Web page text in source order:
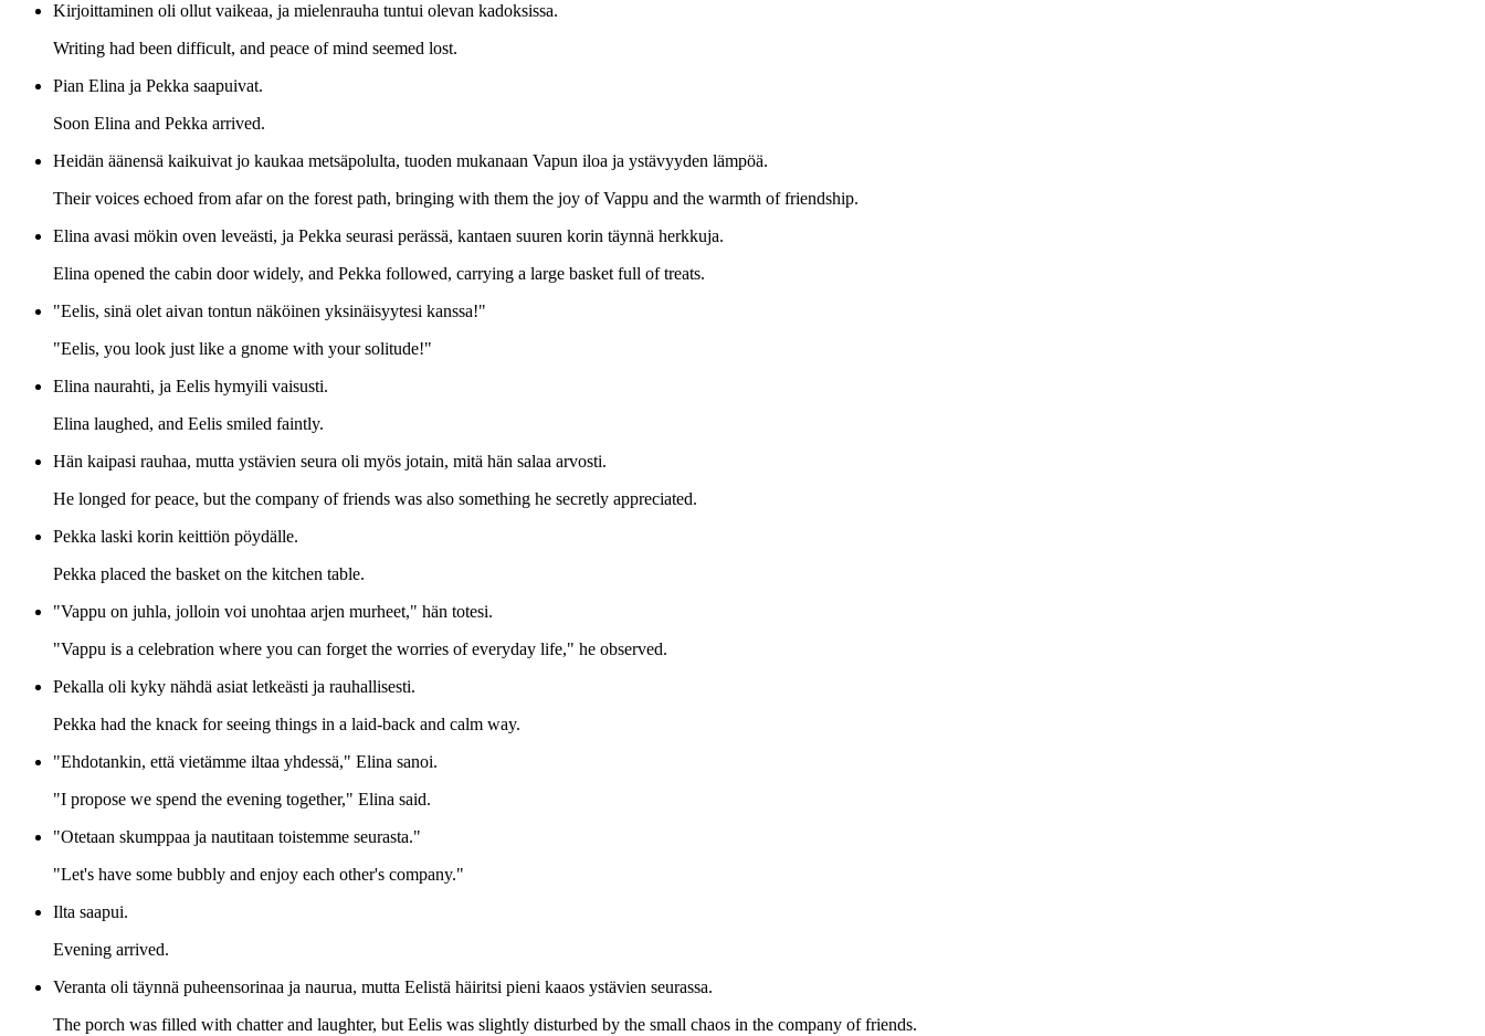
Kirjoittaminen oli ollut vaikeaa, ja mielenrauha tuntui olevan kadoksissa.
Writing had been difficult, and peace of mind seemed lost.
Pian Elina ja Pekka saapuivat.
Soon Elina and Pekka arrived.
Heidän äänensä kaikuivat jo kaukaa metsäpolulta, tuoden mukanaan Vapun iloa ja ystävyyden lämpöä.
Their voices echoed from afar on the forest path, bringing with them the joy of Vappu and the warmth of friendship.
Elina avasi mökin oven leveästi, ja Pekka seurasi perässä, kantaen suuren korin täynnä herkkuja.
Elina opened the cabin door widely, and Pekka followed, carrying a large basket full of treats.
"Eelis, sinä olet aivan tontun näköinen yksinäisyytesi kanssa!"
"Eelis, you look just like a gnome with your solitude!"
Elina naurahti, ja Eelis hymyili vaisusti.
Elina laughed, and Eelis smiled faintly.
Hän kaipasi rauhaa, mutta ystävien seura oli myös jotain, mitä hän salaa arvosti.
He longed for peace, but the company of friends was also something he secretly appreciated.
Pekka laski korin keittiön pöydälle.
Pekka placed the basket on the kitchen table.
"Vappu on juhla, jolloin voi unohtaa arjen murheet," hän totesi.
"Vappu is a celebration where you can forget the worries of everyday life," he observed.
Pekalla oli kyky nähdä asiat letkeästi ja rauhallisesti.
Pekka had the knack for seeing things in a laid-back and calm way.
"Ehdotankin, että vietämme iltaa yhdessä," Elina sanoi.
"I propose we spend the evening together," Elina said.
"Otetaan skumppaa ja nautitaan toistemme seurasta."
"Let's have some bubbly and enjoy each other's company."
Ilta saapui.
Evening arrived.
Veranta oli täynnä puheensorinaa ja naurua, mutta Eelistä häiritsi pieni kaaos ystävien seurassa.
The porch was filled with chatter and laughter, but Eelis was slightly disturbed by the small chaos in the company of friends.